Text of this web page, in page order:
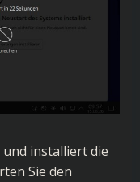
installiert die
Sie den